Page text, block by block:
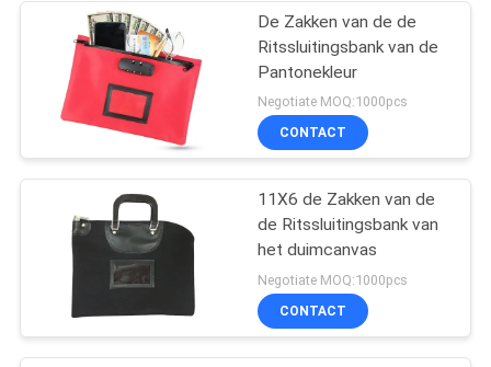
De Zakken van de de
Ritssluitingsbank van de
Pantonekleur
Negotiate MOQ:1000pcs
CONTACT
11X6 de Zakken van de
de Ritssluitingsbank van
het duimcanvas
Negotiate MOQ:1000pcs
CONTACT